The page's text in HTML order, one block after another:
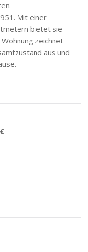
Mit einer
bietet sie
zeichnet
aus und